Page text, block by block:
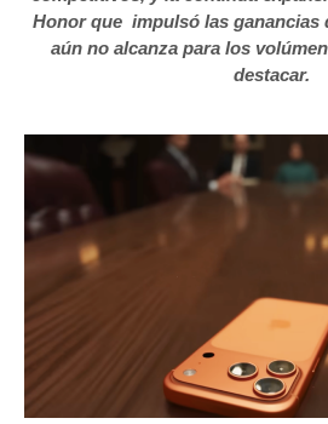
Honor que impulsó las ganancias
aún no alcanza para los
destacar.